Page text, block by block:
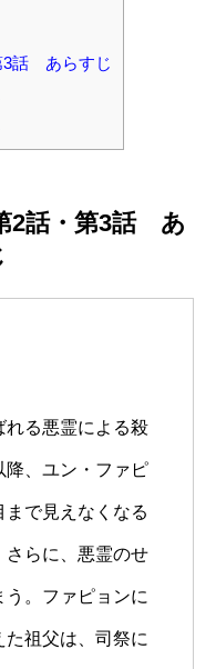
3話 あらすじ
2話・第3話 あ
れる悪霊による殺
降、ユン・ファピ
まで見えなくなる
さらに、悪霊のせ
。ファピョンに
祖父は、司祭に